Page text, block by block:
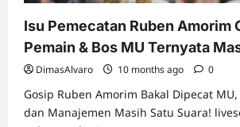
Isu Pemecatan Ruben Amorim
Pemain & Bos MU Ternyata
DimasAlvaro 10 months ago 0
Gosip Ruben Amorim Bakal Dipecat
dan Manajemen Masih Satu Suara!